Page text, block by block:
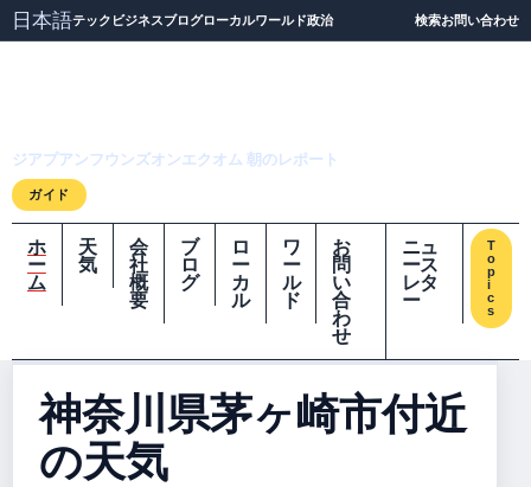
日本語テック ビジネスブログローカルワールド政治 検索お問い合わせ
ジアプアンフウンズオンエクオム 朝のレポート
ガイド
ホ
ー
ム
天
気
会
社
概
要
ブ
ロ
グ
ロ
ー
カ
ル
ワ
ー
ル
ド
お
問
い
合
わ
せ
ニュ
ース
レタ
ー
T
o
p
i
c
s
神奈川県茅ヶ崎市付近
の天気